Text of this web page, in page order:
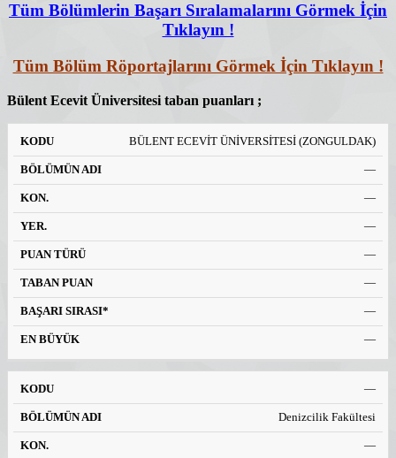
Tüm Bölümlerin Başarı Sıralamalarını Görmek İçin
Tıklayın !
Tüm Bölüm Röportajlarını Görmek İçin Tıklayın !
Bülent Ecevit Üniversitesi taban puanları ;
KODU KON. YER.
PUAN
TÜRÜ
TABAN
PUAN
BAŞARI
SIRASI*
EN
BÜYÜK
BÜLENT ECEVİT ÜNİVERSİTESİ (ZONGULDAK)
—
—
—
—
—
—
—
—
Denizcilik Fakültesi
—